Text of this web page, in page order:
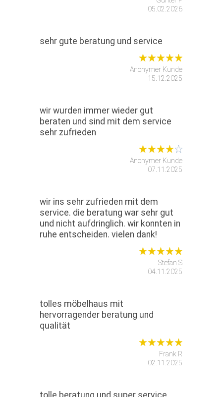
05.02.2026
sehr gute beratung und service
Anonymer Kunde
15.12.2025
wir wurden immer wieder gut
beraten und sind mit dem service
sehr zufrieden
Anonymer Kunde
07.11.2025
wir ins sehr zufrieden mit dem
service. die beratung war sehr gut
und nicht aufdringlich. wir konnten in
ruhe entscheiden. vielen dank!
Stefan S
04.11.2025
tolles möbelhaus mit
hervorragender beratung und
qualität
Frank R
02.11.2025